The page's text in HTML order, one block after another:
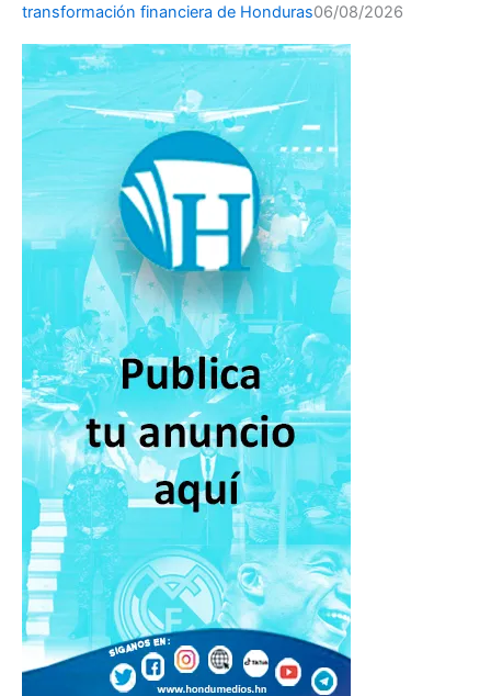
transformación financiera de Honduras06/08/2026